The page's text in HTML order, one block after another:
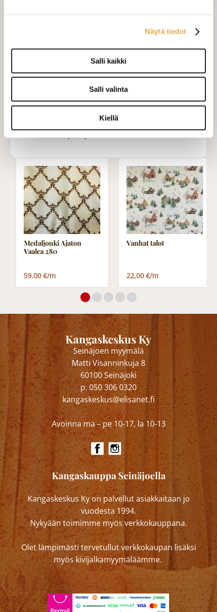
Näytä tiedot
Salli kaikki
Salli valinta
Kiellä
Mittausohje-sivultalöydät ohjeita
mittaamiseen ja kankaan menekin
laskukaavion. Ompelutyön toimitusaika
on noin 1,5 viikkoa. Jos haluat
yhteyttä kangaskeskus@elisanet.fi
Varastossa (6.0 m)
Medaljonki Ajaton
Vaalea 280
59,00 €/m
Vanhat talot
22,00 €/m
Kangaskeskus Ky
Seinäjoen myymälä
Matti Visanninkuja 8
60100 Seinäjoki
p. 050 306 0320
kangaskeskus@elisanet.fi
Avoinna ma – pe 10-17, la 10-13
Kangaskauppa Seinäjoella
Kangaskeskus Ky on palvellut asiakkaitaan jo
vuodesta 1994.
Nykyään toimimme myös verkkokauppana.
Olet lämpimästi tervetullut verkkokaupan lisäksi
myös kivijalkamyymäläämme.